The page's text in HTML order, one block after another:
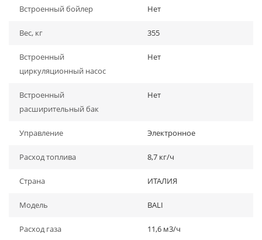
Встроенный бойлер Нет
Вес, кг 355
Встроенный
циркуляционный насос
Нет
Встроенный
расширительный бак
Нет
Управление Электронное
Расход топлива 8,7 кг/ч
Страна ИТАЛИЯ
Модель BALI
Расход газа 11,6 м3/ч